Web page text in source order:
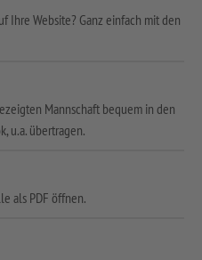
Ihre Website? Ganz einfach mit den
Mannschaft bequem in den
u.a. übertragen.
als PDF öffnen.